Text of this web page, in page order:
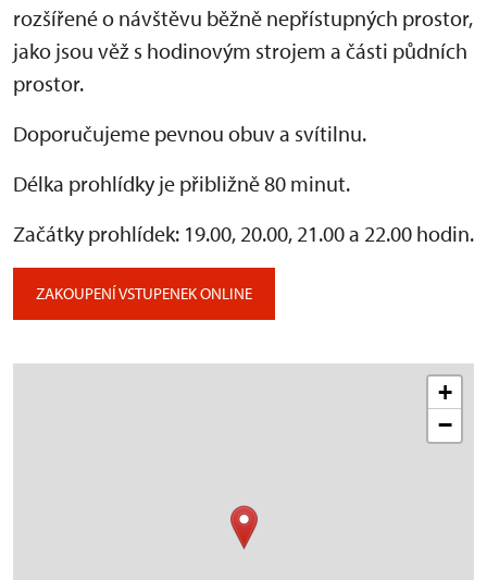
rozšířené o návštěvu běžně nepřístupných prostor,
jako jsou věž s hodinovým strojem a části půdních
prostor.
Doporučujeme pevnou obuv a svítilnu.
Délka prohlídky je přibližně 80 minut.
Začátky prohlídek: 19.00, 20.00, 21.00 a 22.00 hodin.
ZAKOUPENÍ VSTUPENEK ONLINE
+
−